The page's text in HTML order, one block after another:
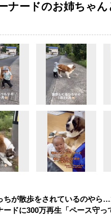
ナードのお姉ちゃ
ちが散歩をされているのやら
ードに300万再生「ペース守